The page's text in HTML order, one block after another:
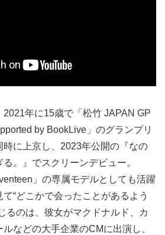
年に15歳で「松竹 JAPAN GP
by BookLive」のグランプリ
時に上京し、2023年公開の『なの
。』でスクリーンデビュー。
」の専属モデルとしても活躍
“どこかで会ったことがあるよう
るのは、彼女がマクドナルド、カ
などの大手企業のCMに出演し、